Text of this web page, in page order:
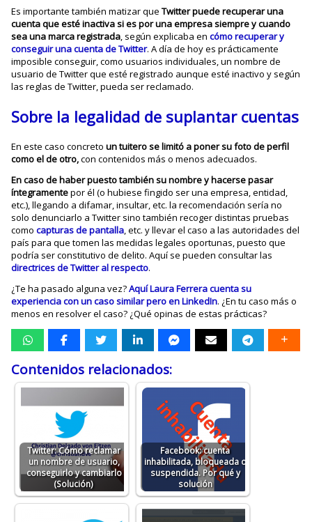
Es importante también matizar queTwitter puede recuperar una
cuenta que esté inactiva si es por una empresa siempre y cuando
sea una marca registrada, según explicaba encómo recuperar y
conseguir una cuenta de Twitter. A día de hoy es prácticamente
imposible conseguir, como usuarios individuales, un nombre de
usuario de Twitter que esté registrado aunque esté inactivo y según
las reglas de Twitter, pueda ser reclamado.
Sobre la legalidad de suplantar cuentas
En este caso concretoun tuitero se limitó a poner su foto de perfil
como el de otro,con contenidos más o menos adecuados.
En caso de haber puesto también su nombre y hacerse pasar
íntegramentepor él (o hubiese fingido ser una empresa, entidad,
etc.), llegando a difamar, insultar, etc. la recomendación sería no
solo denunciarlo a Twitter sino también recoger distintas pruebas
comocapturas de pantalla, etc. y llevar el caso a las autoridades del
país para que tomen las medidas legales oportunas, puesto que
podría ser constitutivo de delito. Aquí se pueden consultar las
directrices de Twitter al respecto.
¿Te ha pasado alguna vez?Aquí Laura Ferrera cuenta su
experiencia con un caso similar pero en LinkedIn. ¿En tu caso más o
menos en resolver el caso? ¿Qué opinas de estas prácticas?
Contenidos relacionados:
Twitter: Cómo reclamar
un nombre de usuario,
conseguirlo y cambiarlo
(Solución)
Facebook: cuenta
inhabilitada, bloqueada o
suspendida. Por qué y
solución